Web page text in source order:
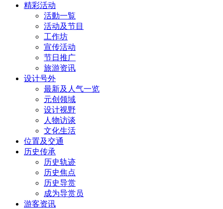
精彩活动
活動一覧
活动及节目
工作坊
宣传活动
节日推广
旅游资讯
设计号外
最新及人气一览
元创领域
设计视野
人物访谈
文化生活
位置及交通
历史传承
历史轨迹
历史焦点
历史导赏
成为导赏员
游客资讯